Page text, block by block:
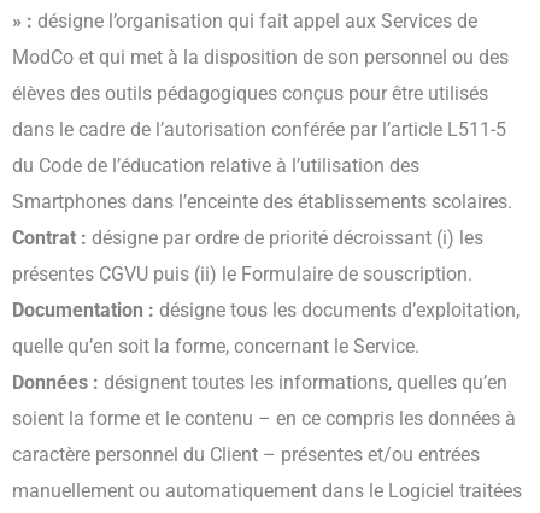
» : désigne l’organisation qui fait appel aux Services de
ModCo et qui met à la disposition de son personnel ou des
élèves des outils pédagogiques conçus pour être utilisés
dans le cadre de l’autorisation conférée par l’article L511-5
du Code de l’éducation relative à l’utilisation des
Smartphones dans l’enceinte des établissements scolaires.
Contrat : désigne par ordre de priorité décroissant (i) les
présentes CGVU puis (ii) le Formulaire de souscription.
Documentation : désigne tous les documents d’exploitation,
quelle qu’en soit la forme, concernant le Service.
Données : désignent toutes les informations, quelles qu’en
soient la forme et le contenu – en ce compris les données à
caractère personnel du Client – présentes et/ou entrées
manuellement ou automatiquement dans le Logiciel traitées